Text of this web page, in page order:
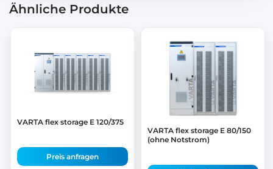
Ähnliche Produkte
VARTA flex storage E 120/375
Preis anfragen
VARTA flex storage E 80/150
(ohne Notstrom)